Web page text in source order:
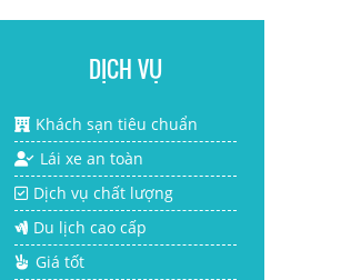
DỊCH VỤ
Khách sạn tiêu chuẩn
Lái xe an toàn
Dịch vụ chất lượng
Du lịch cao cấp
Giá tốt